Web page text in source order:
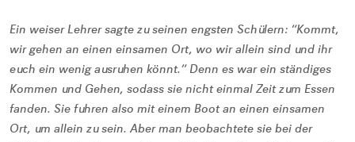
Ein weiser Lehrer sagte zu seinen engsten Schülern: “Kommt,
wir gehen an einen einsamen Ort, wo wir allein sind und ihr
euch ein wenig ausruhen könnt.” Denn es war ein ständiges
Kommen und Gehen, sodass sie nicht einmal Zeit zum Essen
fanden. Sie fuhren also mit einem Boot an einen einsamen
Ort, um allein zu sein. Aber man beobachtete sie bei der